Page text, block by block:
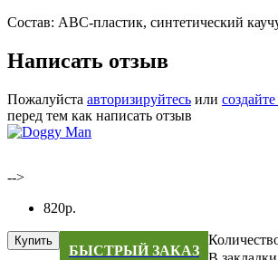
Состав: ABC-пластик, синтетический
Написать отзыв
Пожалуйста авторизируйтесь или
перед тем как написать отзыв
-->
820р.
Купить
БЫСТРЫЙ ЗАКАЗ